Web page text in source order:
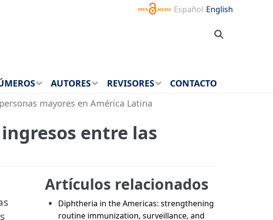
Español English
AUTORES REVISORES
CONTACTO
mayores en América Latina
entre las
Artículos relacionados
Diphtheria in the Americas: strengthening
routine immunization, surveillance, and